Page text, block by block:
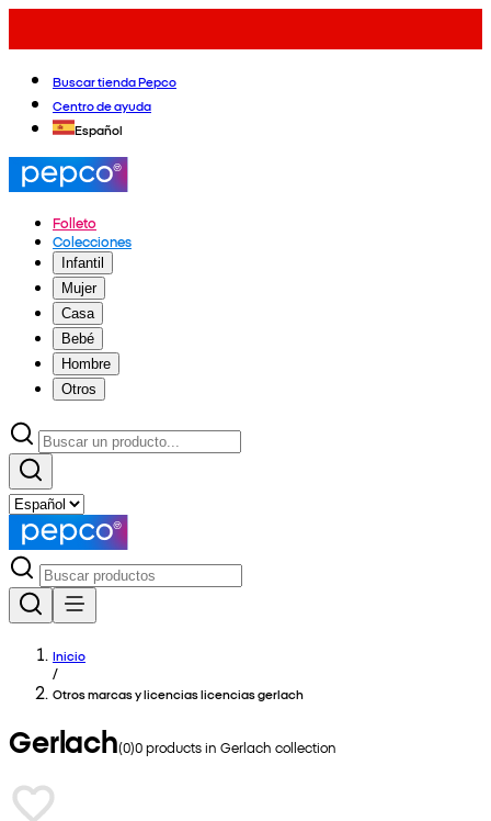
Buscar tienda Pepco
Centro de ayuda
Español
Folleto
Colecciones
Infantil
Mujer
Casa
Bebé
Hombre
Otros
Inicio
/
Otros marcas y licencias licencias gerlach
Gerlach(0)0products inGerlach collection